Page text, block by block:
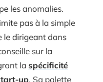
les anomalies.
pas à la simple
le dirigeant dans
sur la
la spécificité
up. Sa palette